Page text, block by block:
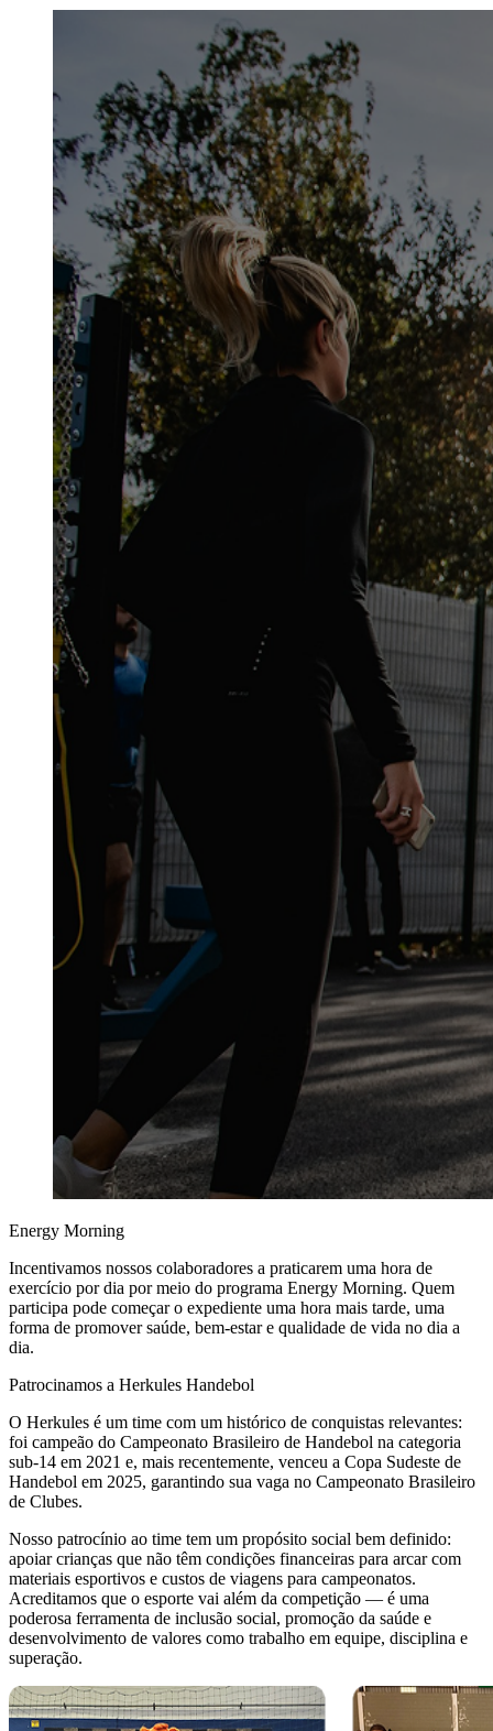
Energy Morning
Incentivamos nossos colaboradores a praticarem uma hora de
exercício por dia por meio do programa Energy Morning. Quem
participa pode começar o expediente uma hora mais tarde, uma
forma de promover saúde, bem-estar e qualidade de vida no dia a
dia.
Patrocinamos a Herkules Handebol
O Herkules é um time com um histórico de conquistas relevantes:
foi campeão do Campeonato Brasileiro de Handebol na categoria
sub-14 em 2021 e, mais recentemente, venceu a Copa Sudeste de
Handebol em 2025, garantindo sua vaga no Campeonato Brasileiro
de Clubes.
Nosso patrocínio ao time tem um propósito social bem definido:
apoiar crianças que não têm condições financeiras para arcar com
materiais esportivos e custos de viagens para campeonatos.
Acreditamos que o esporte vai além da competição — é uma
poderosa ferramenta de inclusão social, promoção da saúde e
desenvolvimento de valores como trabalho em equipe, disciplina e
superação.